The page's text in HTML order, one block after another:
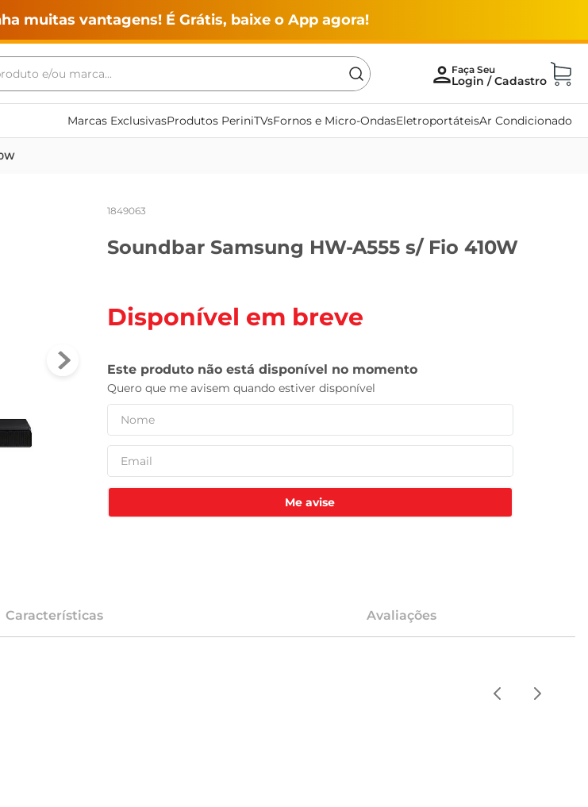
muitas vantagens! É Grátis, baixe o App agora!
e/ou marca...
Marcas ExclusivasProdutos PeriniTVsFornos e Micro-OndasEletroportáteisAr Condicionado
1849063
Soundbar Samsung HW-A555 s/ Fio 410W
Disponível em breve
Me avise
Características Avaliações